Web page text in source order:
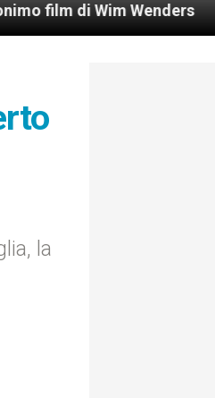
Wenders Lunedì
la